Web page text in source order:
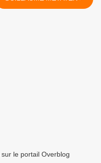
le portail Overblog